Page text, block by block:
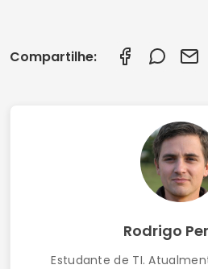
Compartilhe:
Rodrigo
Estudante de TI.